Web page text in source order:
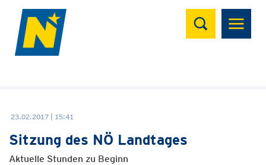
Suchen
23.02.2017 | 15:41
Sitzung des NÖ Landtages
Aktuelle Stunden zu Beginn